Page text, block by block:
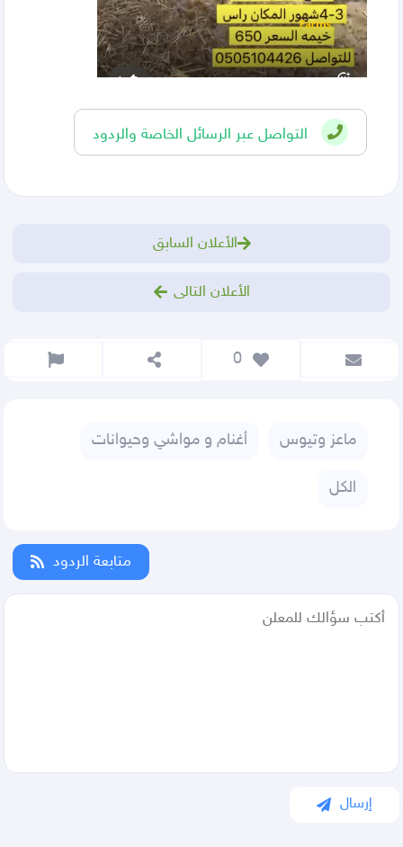
التواصل عبر الرسائل الخاصة والردود
الأعلان السابق
الأعلان التالى
ماعز وتيوس أغنام و مواشي وحيوانات
الكل
متابعة الردود
إرسال